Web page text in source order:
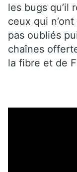
les bugs qu’il
ceux qui
pas oubliés
chaînes
la fibre et de